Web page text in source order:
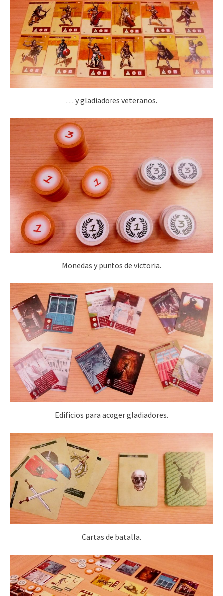
… y gladiadores veteranos.
Monedas y puntos de victoria.
Edificios para acoger gladiadores.
Cartas de batalla.